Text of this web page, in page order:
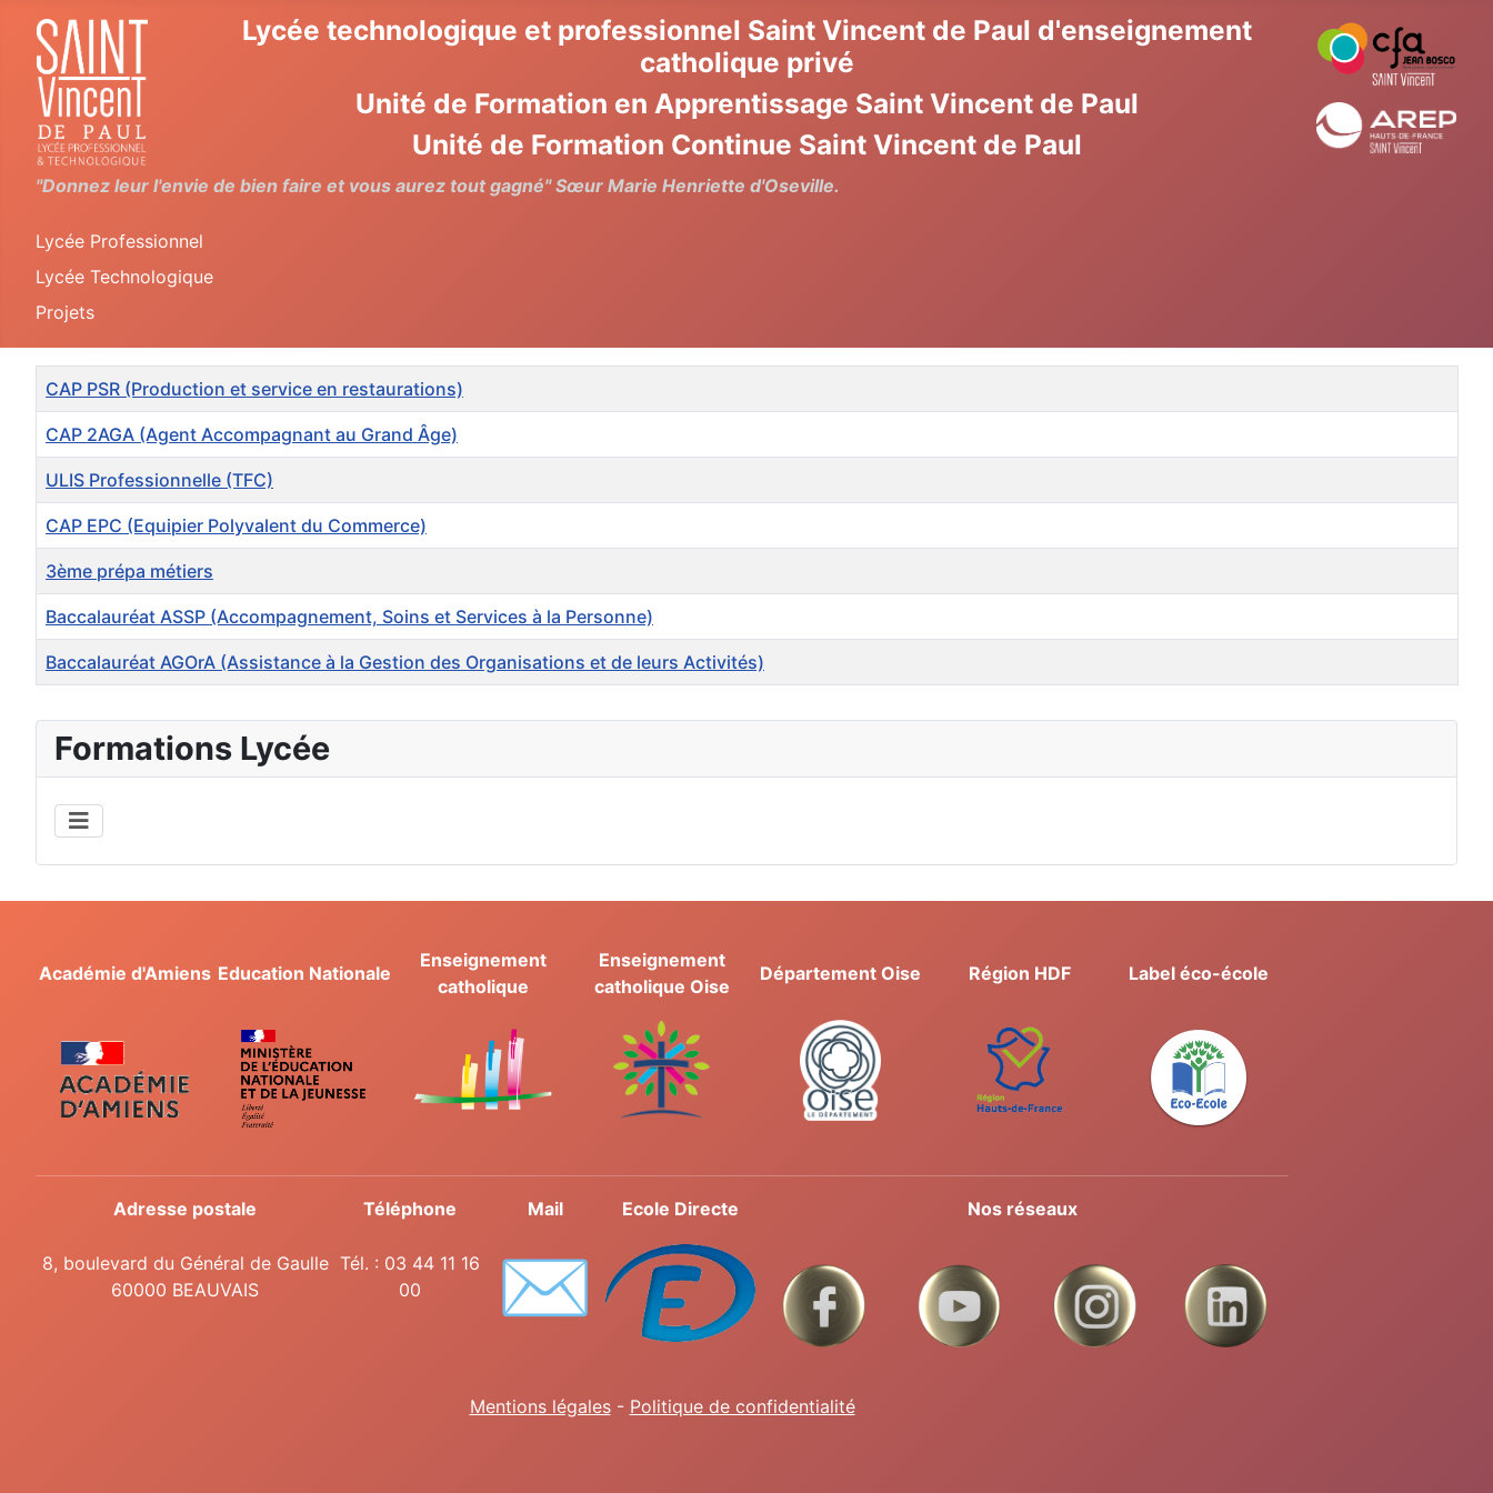
Lycée technologique et professionnel Saint Vincent de Paul d'enseignement
catholique privé
Unité de Formation en Apprentissage Saint Vincent de Paul
Unité de Formation Continue Saint Vincent de Paul
"Donnez leur l'envie de bien faire et vous aurez tout gagné" Sœur Marie Henriette d'Oseville.
Lycée Professionnel
Lycée Technologique
Projets
Titre
CAP PSR (Production et service en restaurations)
CAP 2AGA (Agent Accompagnant au Grand Âge)
ULIS Professionnelle (TFC)
CAP EPC (Equipier Polyvalent du Commerce)
3ème prépa métiers
Baccalauréat ASSP (Accompagnement, Soins et Services à la Personne)
Baccalauréat AGOrA (Assistance à la Gestion des Organisations et de leurs Activités)
Formations Lycée
Académie d'Amiens Education Nationale
Enseignement
catholique
Enseignement
catholique Oise
Département Oise Région HDF Label éco-école
Adresse postale Téléphone Mail Ecole Directe Nos réseaux
8, boulevard du Général de Gaulle
60000 BEAUVAIS
Tél. : 03 44 11 16
00
✉️
Mentions légales- Politique de confidentialité